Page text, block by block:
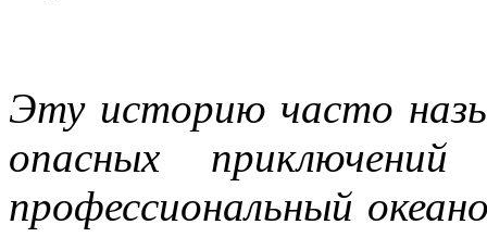
Эту историю часто
опасных
профессиональный